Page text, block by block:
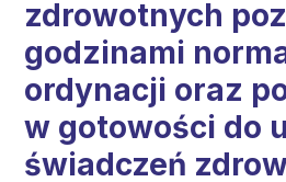
zdrowotnych
godzinami
ordynacji oraz
w gotowości do
świadczeń